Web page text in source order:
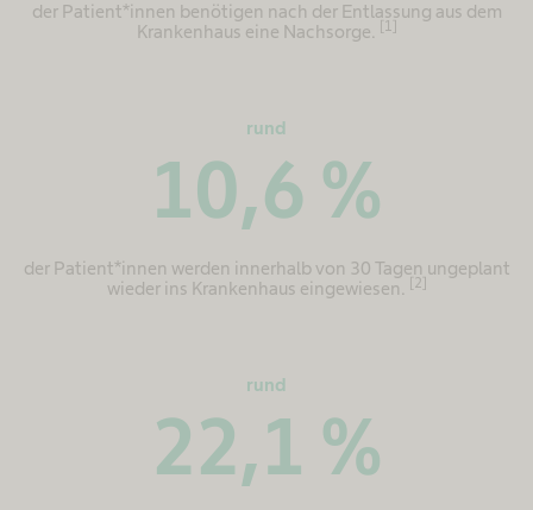
der Patient*innen benötigen nach der Entlassung aus dem
Krankenhaus eine Nachsorge.
[1]
rund
10,6 %
der Patient*innen werden innerhalb von 30 Tagen ungeplant
wieder ins Krankenhaus eingewiesen.
[2]
rund
22,1 %